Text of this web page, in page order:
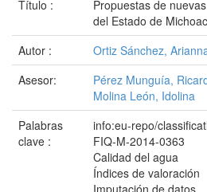
Título :
Propuestas de
del Estado de
Autor :
Ortiz Sánchez,
Asesor:
Pérez Munguía,
Molina León, Idolina
Palabras
clave :
info:eu-repo/
FIQ-M-2014-0363
Calidad del agua
Índices de valoración
Imputación de datos